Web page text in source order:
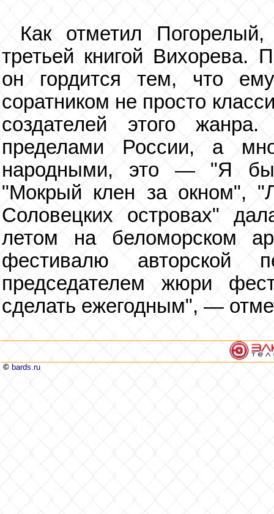
Как отметил
третьей книгой Вихорева.
он гордится тем, что
соратником не просто
создателей этого
пределами России, а
народными, это — "Я бы
"Мокрый клен за окном",
Соловецких островах"
летом на беломорском
фестивалю авторской
председателем жюри
сделать ежегодным", —
© bards.ru